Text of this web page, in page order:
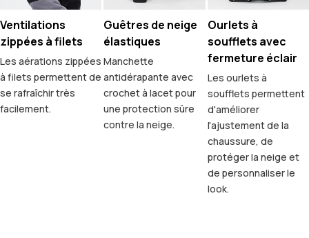
Ventilations
zippées à filets
Les aérations zippées
à filets permettent de
se rafraîchir très
facilement.
Guêtres de neige
élastiques
Manchette
antidérapante avec
crochet à lacet pour
une protection sûre
contre la neige.
Ourlets à
soufflets avec
fermeture éclair
Les ourlets à
soufflets permettent
d'améliorer
l'ajustement de la
chaussure, de
protéger la neige et
de personnaliser le
look.